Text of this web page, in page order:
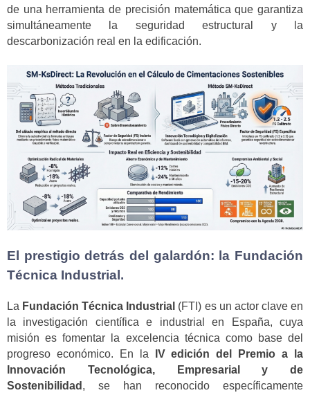
de una herramienta de precisión matemática que garantiza
simultáneamente la seguridad estructural y la
descarbonización real en la edificación.
El prestigio detrás del galardón: la Fundación
Técnica Industrial.
La Fundación Técnica Industrial (FTI) es un actor clave en
la investigación científica e industrial en España, cuya
misión es fomentar la excelencia técnica como base del
progreso económico. En la
IV edición del Premio a la
Innovación Tecnológica, Empresarial y de
Sostenibilidad , se han reconocido específicamente